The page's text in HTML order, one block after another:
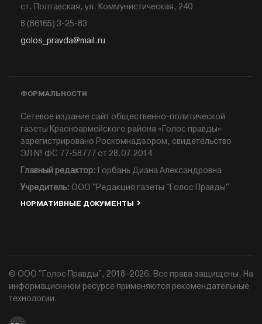
ст. Полтавская, ул. Коммунистическая, 240
8 (86165) 3-25-83
golos_pravda@mail.ru
ФОРМАЛЬНОСТИ
Сетевое издание сайт общественно-политической
газеты Красноармейского района «Голос правды»
зарегистрировано Роскомнадзором, свидетельство
ЭЛ № ФС 77-58777 от 28.07.2014
Главный редактор: Горбань Диана Александровна
Учредитель: ООО "Редакция газеты "Голос Правды"
НОРМАТИВНЫЕ ДОКУМЕНТЫ
© ООО "Голос Правды", 2018–2026. Все права защищены. На
информационном ресурсе применяются рекомендательные
технологии.